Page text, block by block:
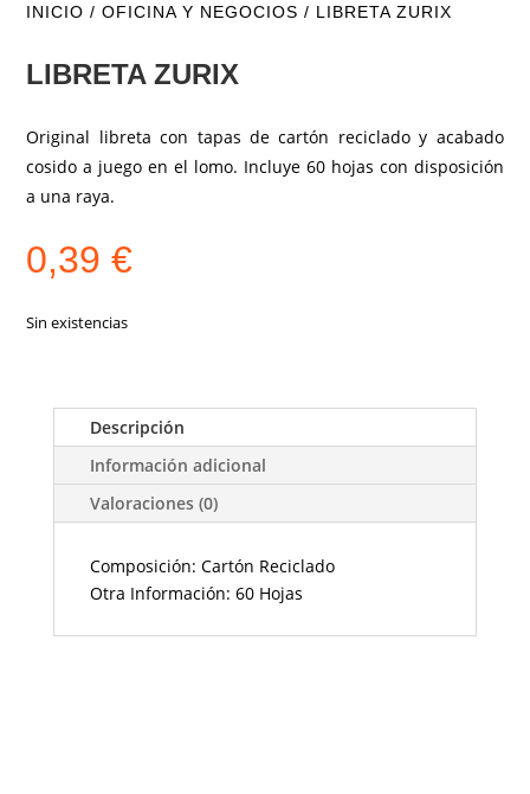
INICIO /OFICINA Y NEGOCIOS / LIBRETA ZURIX
LIBRETA ZURIX
Original libreta con tapas de cartón reciclado y acabado
cosido a juego en el lomo. Incluye 60 hojas con disposición
a una raya.
0,39€
Sin existencias
Descripción
Información adicional
Valoraciones (0)
Composición: Cartón Reciclado
Otra Información: 60 Hojas